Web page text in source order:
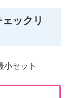
ックリ
小セット